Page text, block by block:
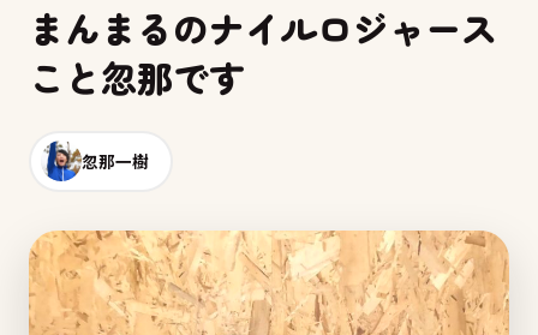
ACCESS
まんまるのナイルロジャース
こと忽那です
忽那一樹